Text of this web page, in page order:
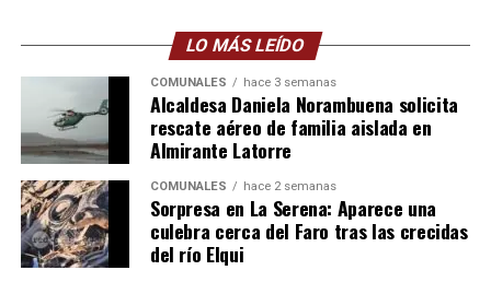
LO MÁS LEÍDO
COMUNALES hace 3 semanas
Alcaldesa Daniela Norambuena solicita
rescate aéreo de familia aislada en
Almirante Latorre
COMUNALES hace 2 semanas
Sorpresa en La Serena: Aparece una
culebra cerca del Faro tras las crecidas
del río Elqui